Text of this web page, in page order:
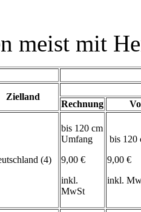
meist mit
Zielland
Rechnung
(4)
bis 120 cm
Umfang
9,00 €
inkl.
MwSt
bis 120
9,00 €
inkl.